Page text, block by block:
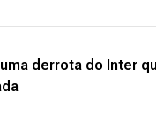
derrota do Inter